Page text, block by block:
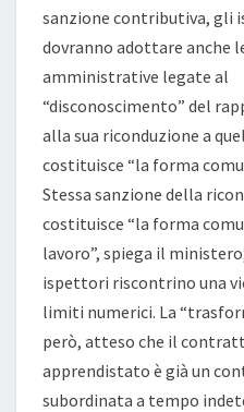
sanzione contributiva, gli
dovranno adottare anche
amministrative legate al
“disconoscimento” del
alla sua riconduzione a
costituisce “la forma
Stessa sanzione della
costituisce “la forma
lavoro”, spiega il
ispettori riscontrino una
limiti numerici. La
però, atteso che il
apprendistato è già un
subordinata a tempo